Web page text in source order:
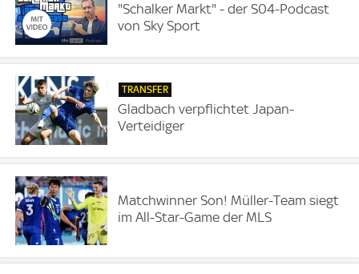
"Schalker Markt" - der S04-Podcast
von Sky Sport
TRANSFER
Gladbach verpflichtet Japan-
Verteidiger
Matchwinner Son! Müller-Team siegt
im All-Star-Game der MLS